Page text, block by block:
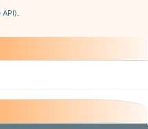
).